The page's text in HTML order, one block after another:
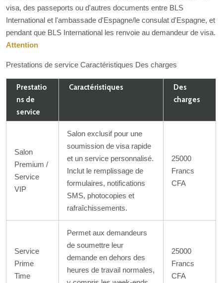
visa, des passeports ou d'autres documents entre BLS
International et l'ambassade d'Espagne/le consulat d'Espagne, et
pendant que BLS International les renvoie au demandeur de visa.
Attention
Prestations de service Caractéristiques Des charges
Prestatio
ns de
service
Caractéristiques
Des
charges
Salon
Premium /
Service
VIP
Salon exclusif pour une
soumission de visa rapide
et un service personnalisé.
Inclut le remplissage de
formulaires, notifications
SMS, photocopies et
rafraîchissements.
25000
Francs
CFA
Service
Prime
Time
Permet aux demandeurs
de soumettre leur
demande en dehors des
heures de travail normales,
25000
Francs
CFA